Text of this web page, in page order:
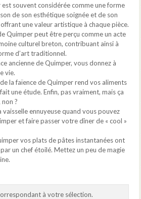
souvent considérée comme une forme
de son esthétique soignée et de son
une valeur artistique à chaque pièce.
Quimper peut être perçu comme un acte
culturel breton, contribuant ainsi à
d’art traditionnel.
ancienne de Quimper, vous donnez à
vie.
la faïence de Quimper rend vos aliments
une étude. Enfin, pas vraiment, mais ça
?
ennuyeuse quand vous pouvez
et faire passer votre dîner de « cool »
vos plats de pâtes instantanées ont
un chef étoilé. Mettez un peu de magie
à votre sélection.